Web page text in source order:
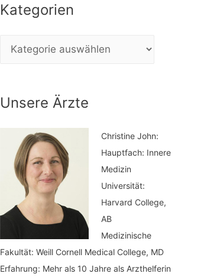
h
c
Kategorien
e
Unsere Ärzte
Christine John:
Hauptfach: Innere
Medizin
Universität:
Harvard College,
AB
Medizinische
Fakultät: Weill Cornell Medical College, MD
Erfahrung: Mehr als 10 Jahre als Arzthelferin